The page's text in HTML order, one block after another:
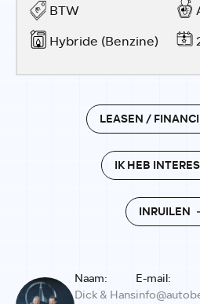
BTW
Hybride (Benzine)
LEASEN /
IK HEB
INRUILEN
Naam:
Dick & Hans
E-mail: